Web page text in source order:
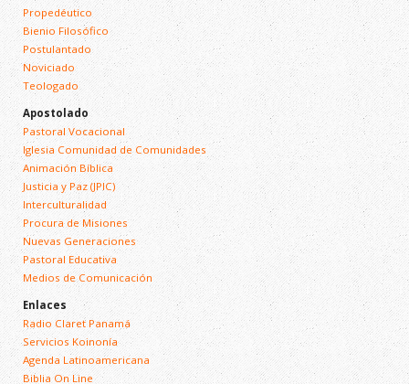
Propedéutico
Bienio Filosófico
Postulantado
Noviciado
Teologado
Apostolado
Pastoral Vocacional
Iglesia Comunidad de Comunidades
Animación Bíblica
Justicia y Paz (JPIC)
Interculturalidad
Procura de Misiones
Nuevas Generaciones
Pastoral Educativa
Medios de Comunicación
Enlaces
Radio Claret Panamá
Servicios Koinonía
Agenda Latinoamericana
Biblia On Line